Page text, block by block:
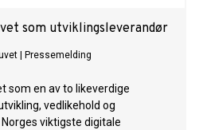
som utviklingsleverandør
Pressemelding
som en av to likeverdige
vedlikehold og
viktigste digitale